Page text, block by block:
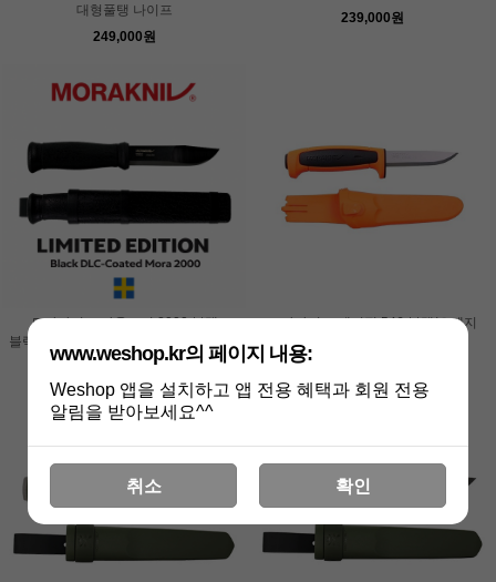
대형풀탱 나이프
249,000원
239,000원
모라나이프 아웃도어 2000 블랙
블랙블레이드 리미티드 에디션 (14792)
모라나이프 베이직 546 블랙/오렌지
www.weshop.kr의 페이지 내용:
Weshop 앱을 설치하고 앱 전용 혜택과 회원 전용
알림을 받아보세요^^
취소 확인